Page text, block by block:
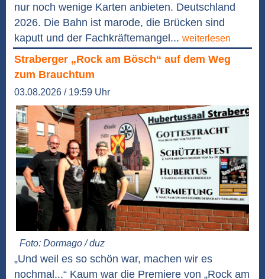
nur noch wenige Karten anbieten. Deutschland
2026. Die Bahn ist marode, die Brücken sind
kaputt und der Fachkräftemangel... weiterlesen
Straberger „Rock am Bösch“ auf dem Weg
zum Brauchtum
03.08.2026 / 19:59 Uhr
Foto: Dormago / duz
„Und weil es so schön war, machen wir es
nochmal...“ Kaum war die Premiere von „Rock am